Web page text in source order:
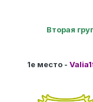
Вторая
1е место -